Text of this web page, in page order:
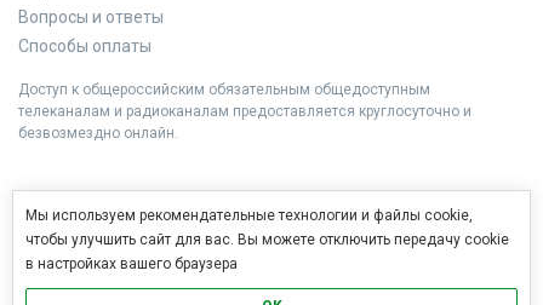
Вопросы и ответы
Способы оплаты
Доступ к общероссийским обязательным общедоступным
телеканалам и радиоканалам предоставляется круглосуточно и
безвозмездно онлайн.
Мы используем рекомендательные технологии и файлы cookie,
чтобы улучшить сайт для вас. Вы можете отключить передачу cookie
в настройках вашего браузера